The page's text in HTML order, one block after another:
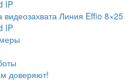
IP
видеозахвата Линия Effio 8×25
IP
доверяют!